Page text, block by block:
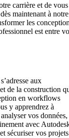
carrière et de vous
maintenant à notre
les
est entre
aux
de la construction
en workflows
y apprendrez à
vos données,
avec
sécuriser vos